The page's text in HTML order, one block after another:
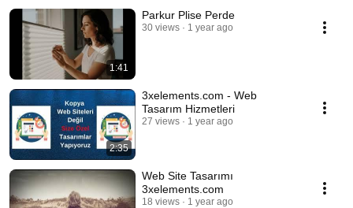
1:41
Parkur Plise Perde
30 views 1 year ago
2:35
3xelements.com - Web
Tasarım Hizmetleri
27 views 1 year ago
Web Site Tasarımı
3xelements.com
18 views 1 year ago